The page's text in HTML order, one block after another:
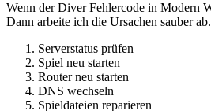
Wenn der Diver Fehlercode in Modern
Dann arbeite ich die Ursachen sauber
Serverstatus prüfen
Spiel neu starten
Router neu starten
DNS wechseln
Spieldateien reparieren